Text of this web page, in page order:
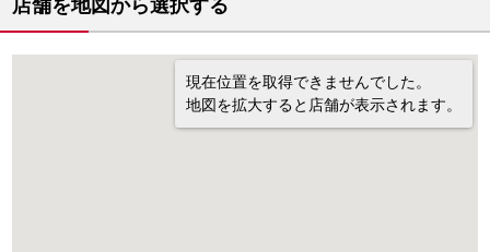
店舗を地図から選択する
現在位置を取得できませんでした。
地図を拡大すると店舗が表示されます。